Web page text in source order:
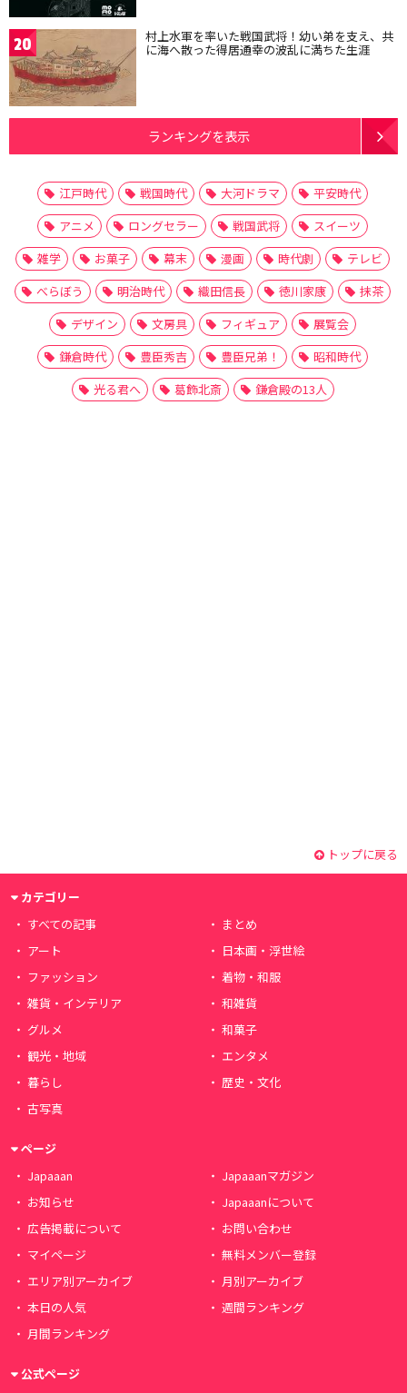
20 村上水軍を率いた戦国武将！幼い弟を支え、共
に海へ散った得居通幸の波乱に満ちた生涯
ランキングを表示
江戸時代 戦国時代 大河ドラマ
平安時代
アニメ
ロングセラー 戦国武将
スイーツ
雑学
お菓子 幕末 漫画 時代劇
テレビ
べらぼう
明治時代 織田信長 徳川家康
抹茶
デザイン
文房具 フィギュア
展覧会
鎌倉時代
豊臣秀吉 豊臣兄弟！
昭和時代
光る君へ
葛飾北斎 鎌倉殿の13人
トップに戻る
カテゴリー
すべての記事
まとめ
アート
日本画・浮世絵
ファッション
着物・和服
雑貨・インテリア
和雑貨
グルメ
和菓子
観光・地域
エンタメ
暮らし
歴史・文化
古写真
ページ
Japaaan
Japaaanマガジン
お知らせ
Japaaanについて
広告掲載について
お問い合わせ
マイページ
無料メンバー登録
エリア別アーカイブ
月別アーカイブ
本日の人気
週間ランキング
月間ランキング
公式ページ